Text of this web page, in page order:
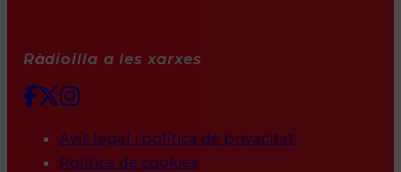
Ràdioilla a les xarxes
Avís legal i política de privacitat
Política de cookies